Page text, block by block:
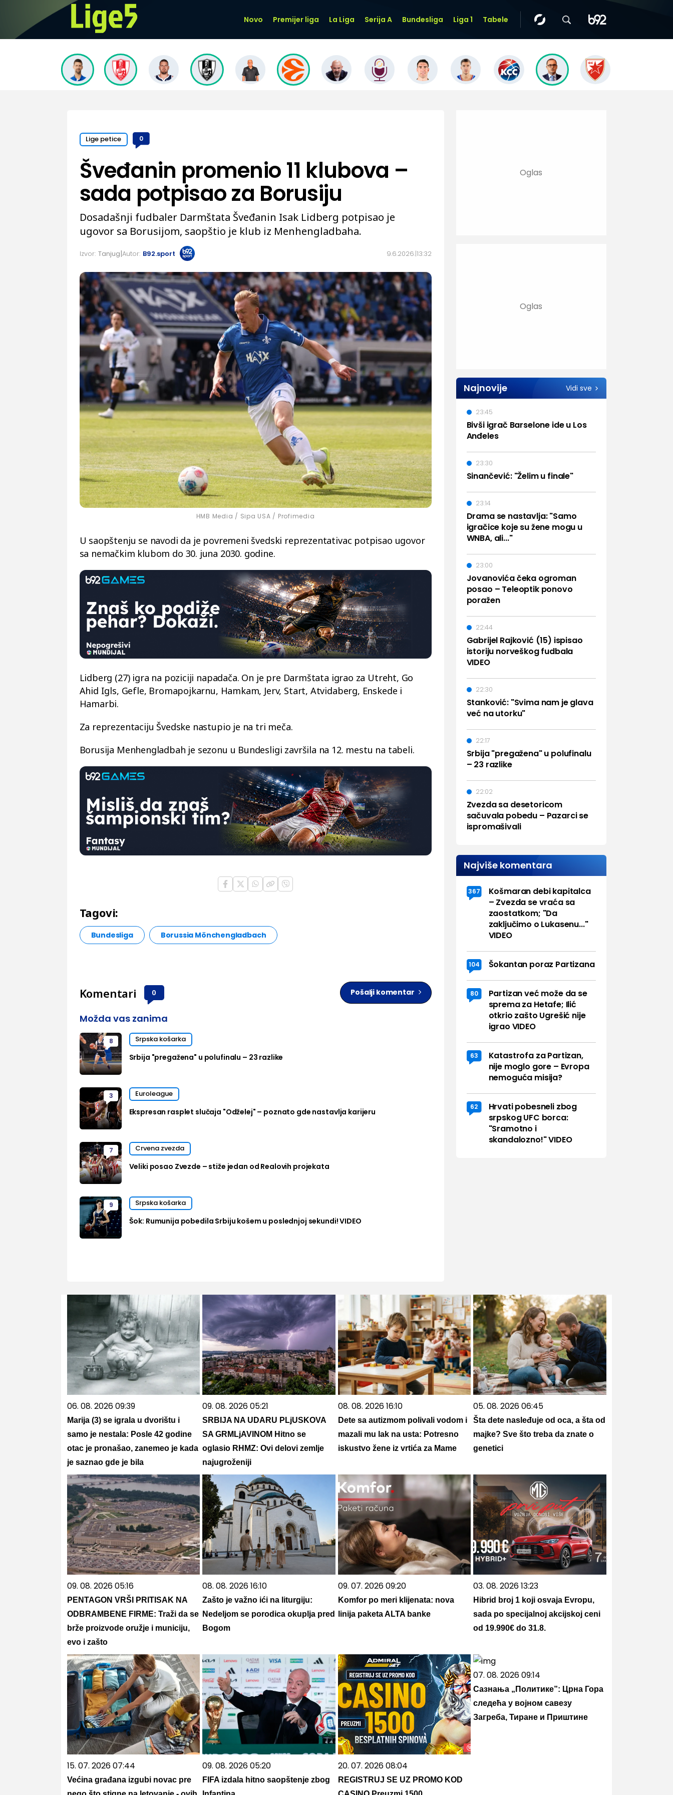
Novo Premijer liga La Liga Serija A Bundesliga Liga 1 Tabele
Lige petice 0
9.6.2026. 13:32
Šveđanin promenio 11 klubova –
sada potpisao za Borusiju
Dosadašnji fudbaler Darmštata Šveđanin Isak Lidberg potpisao je
ugovor sa Borusijom, saopštio je klub iz Menhengladbaha.
Izvor: Tanjug Autor: B92.sport
HMB Media / Sipa USA / Profimedia
U saopštenju se navodi da je povremeni švedski reprezentativac potpisao ugovor
sa nemačkim klubom do 30. juna 2030. godine.
Lidberg (27) igra na poziciji napadača. On je pre Darmštata igrao za Utreht, Go
Ahid Igls, Gefle, Bromapojkarnu, Hamkam, Jerv, Start, Atvidaberg, Enskede i
Hamarbi.
Za reprezentaciju Švedske nastupio je na tri meča.
Borusija Menhengladbah je sezonu u Bundesligi završila na 12. mestu na tabeli.
Tagovi:
Bundesliga Borussia Mönchengladbach
Komentari 0 Pošalji komentar
Možda vas zanima
8 Srpska košarka
Srbija "pregažena" u polufinalu – 23 razlike
3 Euroleague
Ekspresan rasplet slučaja "Odželej" – poznato gde nastavlja karijeru
7 Crvena zvezda
Veliki posao Zvezde – stiže jedan od Realovih projekata
9 Srpska košarka
Šok: Rumunija pobedila Srbiju košem u poslednjoj sekundi! VIDEO
Najnovije Vidi sve
Bivši igrač Barselone ide u Los
Anđeles
23:45
Sinančević: "Želim u finale"
23:30
Drama se nastavlja: "Samo
igračice koje su žene mogu u
WNBA, ali..."
23:14
Jovanovića čeka ogroman
posao – Teleoptik ponovo
poražen
23:00
Gabrijel Rajković (15) ispisao
istoriju norveškog fudbala
VIDEO
22:44
Stanković: "Svima nam je glava
već na utorku"
22:30
Srbija "pregažena" u polufinalu
– 23 razlike
22:17
Zvezda sa desetoricom
sačuvala pobedu – Pazarci se
ispromašivali
22:02
Najviše komentara
367
Košmaran debi kapitalca
– Zvezda se vraća sa
zaostatkom; "Da
zaključimo o Lukasenu..."
VIDEO
104 Šokantan poraz Partizana
80
Partizan već može da se
sprema za Hetafe; Ilić
otkrio zašto Ugrešić nije
igrao VIDEO
63
Katastrofa za Partizan,
nije moglo gore – Evropa
nemoguća misija?
62
Hrvati pobesneli zbog
srpskog UFC borca:
"Sramotno i
skandalozno!" VIDEO
06. 08. 2026 09:39
Marija (3) se igrala u dvorištu i
samo je nestala: Posle 42 godine
otac je pronašao, zanemeo je kada
je saznao gde je bila
09. 08. 2026 05:21
SRBIJA NA UDARU PLjUSKOVA
SA GRMLjAVINOM Hitno se
oglasio RHMZ: Ovi delovi zemlje
najugroženiji
08. 08. 2026 16:10
Dete sa autizmom polivali vodom i
mazali mu lak na usta: Potresno
iskustvo žene iz vrtića za Mame
05. 08. 2026 06:45
Šta dete nasleđuje od oca, a šta od
majke? Sve što treba da znate o
genetici
09. 08. 2026 05:16
PENTAGON VRŠI PRITISAK NA
ODBRAMBENE FIRME: Traži da se
brže proizvode oružje i municiju,
evo i zašto
08. 08. 2026 16:10
Zašto je važno ići na liturgiju:
Nedeljom se porodica okuplja pred
Bogom
09. 07. 2026 09:20
Komfor po meri klijenata: nova
linija paketa ALTA banke
03. 08. 2026 13:23
Hibrid broj 1 koji osvaja Evropu,
sada po specijalnoj akcijskoj ceni
od 19.990€ do 31.8.
15. 07. 2026 07:44
Većina građana izgubi novac pre
09. 08. 2026 05:20
FIFA izdala hitno saopštenje zbog
20. 07. 2026 08:04
REGISTRUJ SE UZ PROMO KOD
07. 08. 2026 09:14
Сазнања „Политике”: Црна Гора
следећа у војном савезу
Загреба, Тиране и Приштине